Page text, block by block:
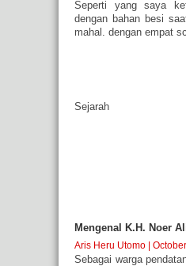
Seperti yang saya
dengan bahan besi
mahal. dengan empat
Sejarah
Mengenal K.H. Noer
Aris Heru Utomo |
Sebagai warga